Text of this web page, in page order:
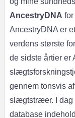
AncestryDNA
AncestryDNA er
verdens største
de sidste årtier er
gennem tonsvis
slægtstræer. I dag
database